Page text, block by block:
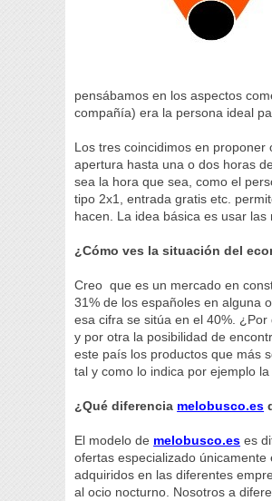
pensábamos en los aspectos
compañía) era la persona ideal
Los tres coincidimos en
apertura hasta una o dos horas
sea la hora que sea, como el
tipo 2x1, entrada gratis etc.
hacen. La idea básica es usar
¿Cómo ves la situación del
Creo que es un mercado en
31% de los españoles en alguna
esa cifra se sitúa en el 40%.
y por otra la posibilidad de
este país los productos que más
tal y como lo indica por ejemplo
¿Qué diferencia melobusco.es
El modelo de melobusco.es es
ofertas especializado
adquiridos en las diferentes
al ocio nocturno. Nosotros a